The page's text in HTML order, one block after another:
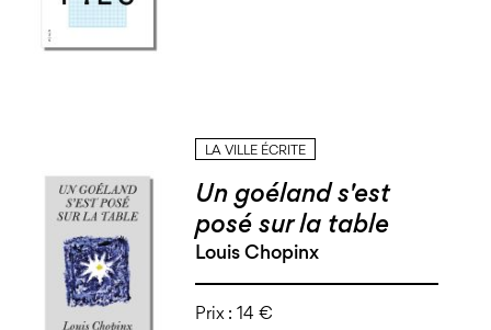
LA VILLE ÉCRITE
Un goéland s'est
posé sur la table
Louis Chopinx
Prix : 14 €